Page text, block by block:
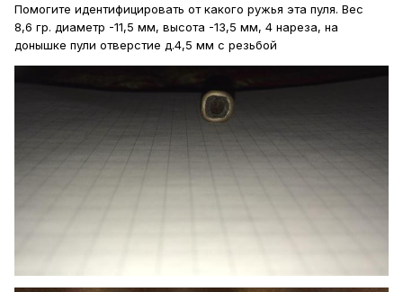
Помогите идентифицировать от какого ружья эта пуля. Вес
8,6 гр. диаметр -11,5 мм, высота -13,5 мм, 4 нареза, на
донышке пули отверстие д.4,5 мм с резьбой